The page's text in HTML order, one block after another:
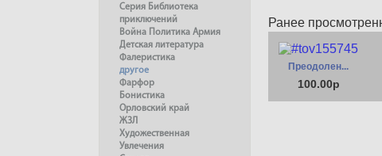
Серия Библиотека
приключений
Война Политика Армия
Детская литература
Фалеристика
другое
Фарфор
Бонистика
Орловский край
ЖЗЛ
Художественная
Увлечения
Ранее
Преодолен...
100.00р